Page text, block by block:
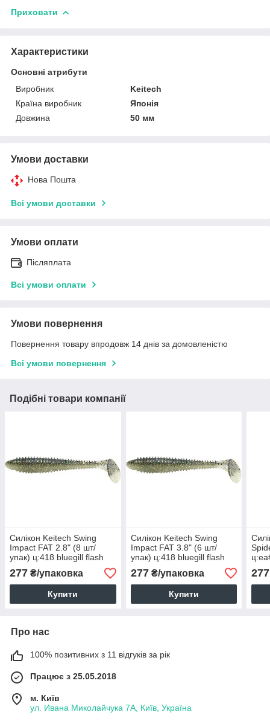
Приховати
Характеристики
Основні атрибути
Виробник
Keitech
Країна виробник
Японія
Довжина
50 мм
Умови доставки
Нова Пошта
Всі умови доставки
Умови оплати
Післяплата
Всі умови оплати
Умови повернення
Повернення товару впродовж 14 днів за домовленістю
Всі умови повернення
Подібні товари компанії
Силікон Keitech Swing
Impact FAT 2.8" (8 шт/
упак) ц:418 bluegill flash
277 ₴/упаковка
Купити
Силікон Keitech Swing
Impact FAT 3.8" (6 шт/
упак) ц:418 bluegill flash
277₴/упаковка
Купити
277
Про нас
100% позитивних з 11 відгуків за рік
Працює з 25.05.2018
м. Київ
ул. Ивана Миколайчука 7А, Київ, Україна